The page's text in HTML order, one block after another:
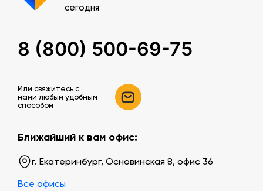
сегодня
8 (800) 500-69-75
Или свяжитесь c
нами любым удобным
способом
Ближайший к вам офис:
г. Екатеринбург, Основинская 8, офис 36
Все офисы